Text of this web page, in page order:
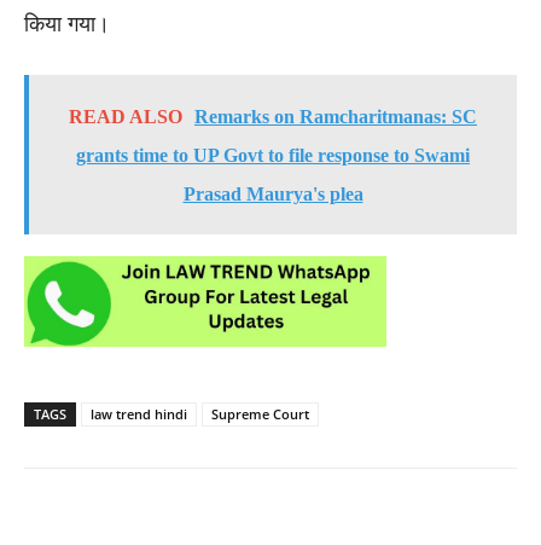
किया गया।
READ ALSO Remarks on Ramcharitmanas: SC
grants time to UP Govt to file response to Swami
Prasad Maurya's plea
TAGS law trend hindi Supreme Court